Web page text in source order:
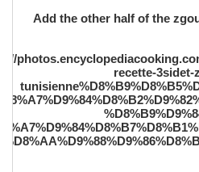
Add the other half of the